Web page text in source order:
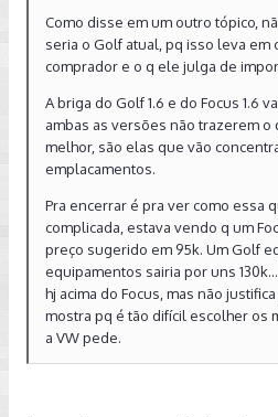
Como disse em um outro tópico,
seria o Golf atual, pq isso leva em
comprador e o q ele julga de
A briga do Golf 1.6 e do Focus 1.6
ambas as versões não trazerem o
melhor, são elas que vão
emplacamentos.
Pra encerrar é pra ver como essa
complicada, estava vendo q um
preço sugerido em 95k. Um Golf
equipamentos sairia por uns
hj acima do Focus, mas não
mostra pq é tão difícil escolher os
a VW pede.